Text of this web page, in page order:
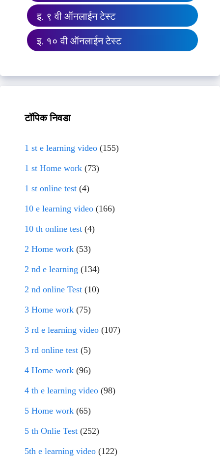
इ. ९ वी ऑनलाईन टेस्ट
इ. १० वी ऑनलाईन टेस्ट
टॉपिक निवडा
1 st e learning video (155)
1 st Home work (73)
1 st online test (4)
10 e learning video (166)
10 th online test (4)
2 Home work (53)
2 nd e learning (134)
2 nd online Test (10)
3 Home work (75)
3 rd e learning video (107)
3 rd online test (5)
4 Home work (96)
4 th e learning video (98)
5 Home work (65)
5 th Onlie Test (252)
5th e learning video (122)